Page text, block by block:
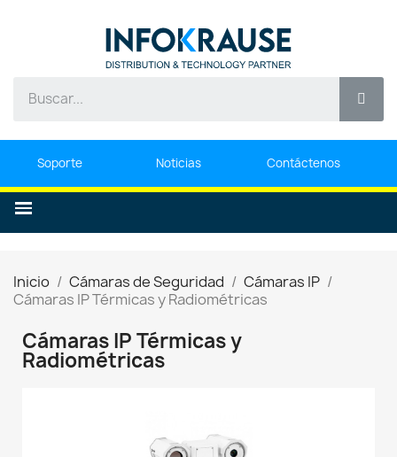
Soporte Noticias Contáctenos
Inicio Cámaras de Seguridad
Cámaras IP
Cámaras IP Térmicas y Radiométricas
Cámaras IP Térmicas y
Radiométricas